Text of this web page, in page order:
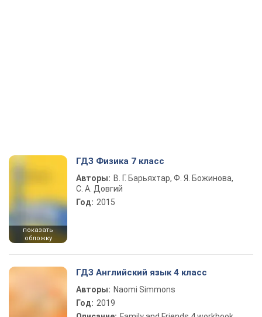
показать
обложку
ГДЗ Физика 7 класс
Авторы: В. Г. Барьяхтар, Ф. Я. Божинова,
С. А. Довгий
Год: 2015
ГДЗ Английский язык 4 класс
Авторы: Naomi Simmons
Год: 2019